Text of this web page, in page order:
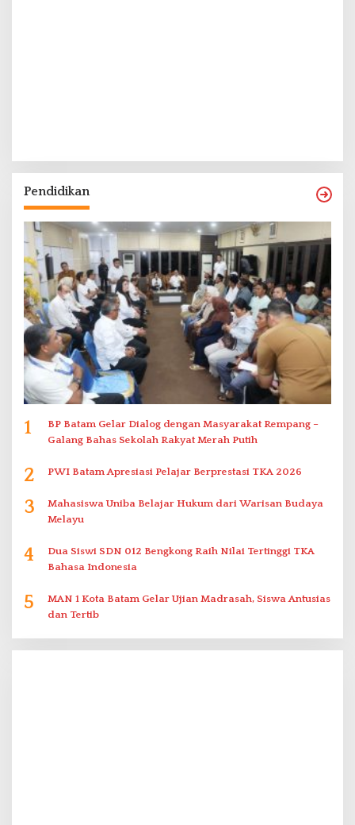
Pendidikan
1
BP Batam Gelar Dialog dengan Masyarakat Rempang –
Galang Bahas Sekolah Rakyat Merah Putih
2 PWI Batam Apresiasi Pelajar Berprestasi TKA 2026
3
Mahasiswa Uniba Belajar Hukum dari Warisan Budaya
Melayu
4
Dua Siswi SDN 012 Bengkong Raih Nilai Tertinggi TKA
Bahasa Indonesia
5
MAN 1 Kota Batam Gelar Ujian Madrasah, Siswa Antusias
dan Tertib